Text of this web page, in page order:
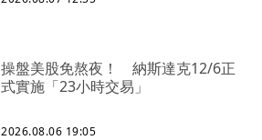
操盤美股免熬夜！ 納斯達克12/6正
式實施「23小時交易」
2026.08.06 19:05